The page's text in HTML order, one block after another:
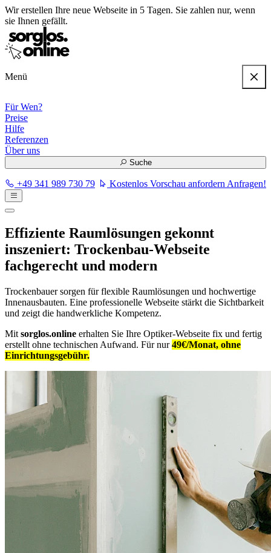
Wir erstellen Ihre neue Webseite in 5 Tagen. Sie zahlen nur, wenn
sie Ihnen gefällt.
Menü
Für Wen?
Preise
Hilfe
Referenzen
Über uns
Suche
+49 341 989 730 79 Kostenlos Vorschau anfordern Anfragen!
Effiziente Raumlösungen gekonnt
inszeniert: Trockenbau-Webseite
fachgerecht und modern
Trockenbauer sorgen für flexible Raumlösungen und hochwertige
Innenausbauten. Eine professionelle Webseite stärkt die Sichtbarkeit
und zeigt die handwerkliche Kompetenz.
Mit sorglos.online erhalten Sie Ihre Optiker-Webseite fix und fertig
erstellt ohne technischen Aufwand. Für nur49€/Monat, ohne
Einrichtungsgebühr.